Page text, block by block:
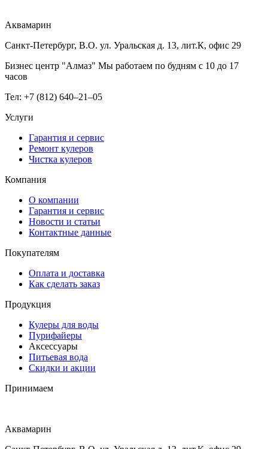
Аквамарин
Санкт-Петербург, В.О. ул. Уральская д. 13, лит.К, офис 29
Бизнес центр "Алмаз" Мы работаем по будням с 10 до 17
часов
Тел: +7 (812) 640–21–05
Услуги
Гарантия и сервис
Ремонт кулеров
Чистка кулеров
Компания
О компании
Гарантия и сервис
Новости и статьи
Контактные данные
Покупателям
Оплата и доставка
Как сделать заказ
Продукция
Кулеры для воды
Пурифайеры
Аксессуары
Питьевая вода
Скидки и акции
Принимаем
Аквамарин